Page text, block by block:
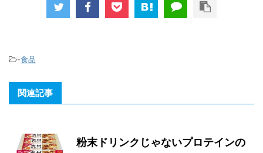
-食品
関連記事
粉末ドリンクじゃないプロテインの